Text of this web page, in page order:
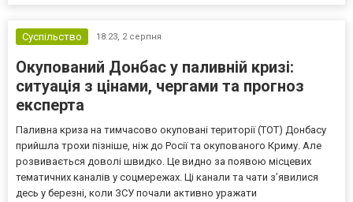
Суспільство 18:23, 2 серпня
Окупований Донбас у паливній кризі:
ситуація з цінами, чергами та прогноз
експерта
Паливна криза на тимчасово окуповані території (ТОТ) Донбасу
прийшла трохи пізніше, ніж до Росії та окупованого Криму. Але
розвивається доволі швидко. Це видно за появою місцевих
тематичних каналів у соцмережах. Ці канали та чати з’явилися
десь у березні, коли ЗСУ почали активно уражати